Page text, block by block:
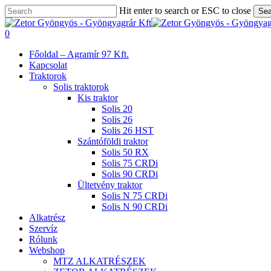
Skip
to
main
Hit enter to search or ESC to close
Close
Search
search
0
Főoldal – Agramír 97 Kft.
Kapcsolat
Traktorok
Solis traktorok
Kis traktor
Solis 20
Solis 26
Solis 26 HST
Szántóföldi traktor
Solis 50 RX
Solis 75 CRDi
Solis 90 CRDi
Ültetvény traktor
Solis N 75 CRDi
Solis N 90 CRDi
Alkatrész
Szervíz
Rólunk
Webshop
MTZ ALKATRÉSZEK